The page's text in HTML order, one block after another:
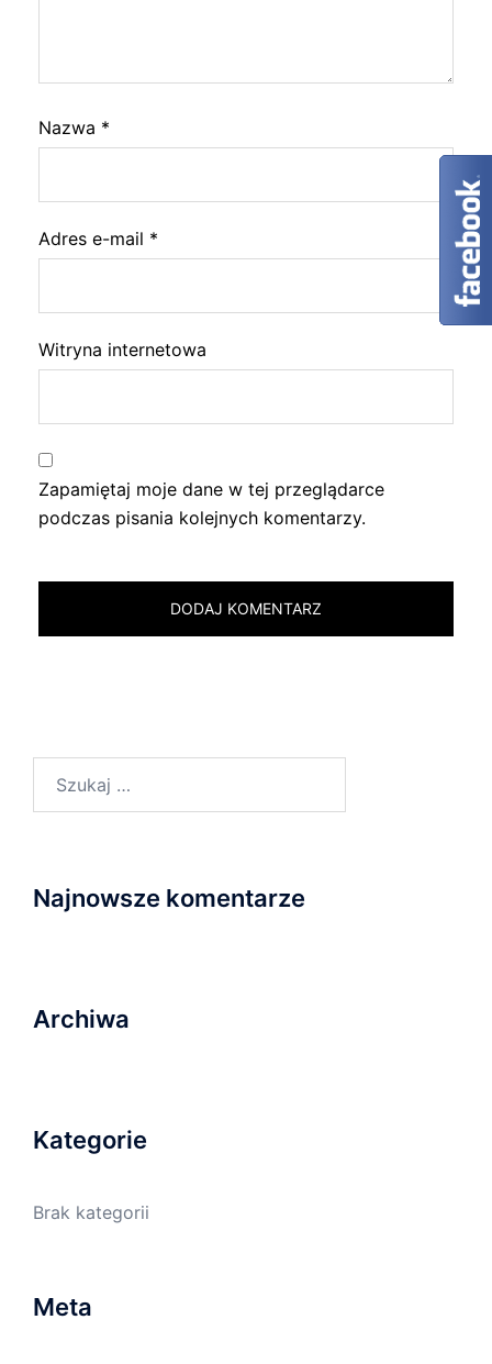
Nazwa *
Adres e-mail *
Witryna internetowa
Zapamiętaj moje dane w tej przeglądarce
podczas pisania kolejnych komentarzy.
Najnowsze komentarze
Archiwa
Kategorie
Brak kategorii
Meta